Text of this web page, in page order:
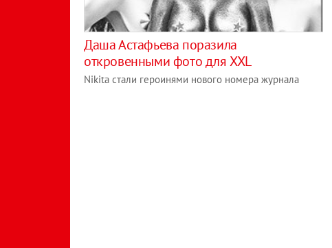
Даша Астафьева поразила
откровенными фото для XXL
Nikita стали героинями нового номера журнала